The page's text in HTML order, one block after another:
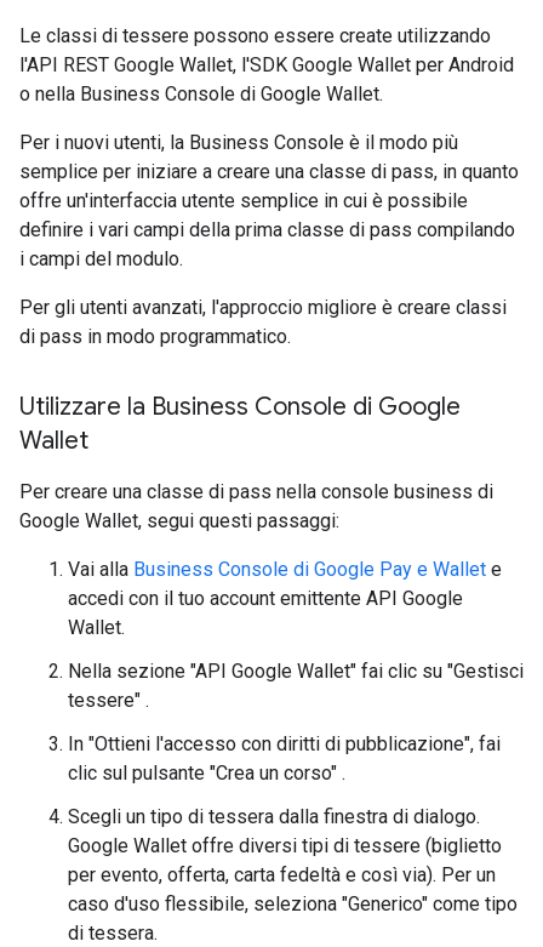
Le classi di tessere possono essere create utilizzando
l'API REST Google Wallet, l'SDK Google Wallet per Android
o nella Business Console di Google Wallet.
Per i nuovi utenti, la Business Console è il modo più
semplice per iniziare a creare una classe di pass, in quanto
offre un'interfaccia utente semplice in cui è possibile
definire i vari campi della prima classe di pass compilando
i campi del modulo.
Per gli utenti avanzati, l'approccio migliore è creare classi
di pass in modo programmatico.
Utilizzare la Business Console di Google
Wallet
Per creare una classe di pass nella console business di
Google Wallet, segui questi passaggi:
Vai alla Business Console di Google Pay e Wallet e
accedi con il tuo account emittente API Google
Wallet.
Nella sezione "API Google Wallet" fai clic su "Gestisci
tessere" .
In "Ottieni l'accesso con diritti di pubblicazione", fai
clic sul pulsante "Crea un corso" .
Scegli un tipo di tessera dalla finestra di dialogo.
Google Wallet offre diversi tipi di tessere (biglietto
per evento, offerta, carta fedeltà e così via). Per un
caso d'uso flessibile, seleziona "Generico" come tipo
di tessera.